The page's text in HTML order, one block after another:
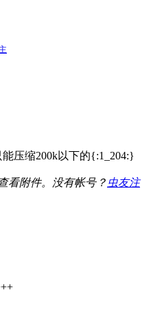
压缩200k以下的{:1_204:}
看附件。没有帐号？ 虫友注